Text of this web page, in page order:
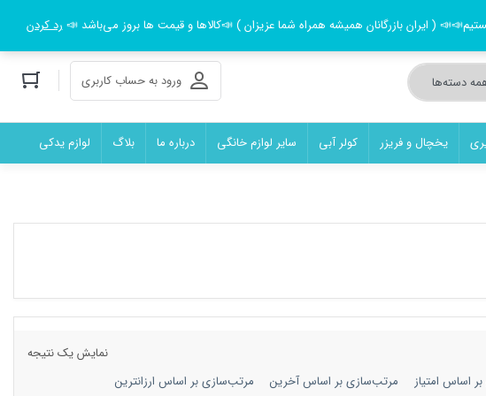
ورود به حساب کاربری
یخچال و فریزر کولر آبی سایر لوازم خانگی درباره ما بلاگ لوازم یدکی
نمایش یک نتیجه
اساس امتیاز مرتب‌سازی بر اساس آخرین
مرتب‌سازی بر اساس ارزانترین
رد کردن